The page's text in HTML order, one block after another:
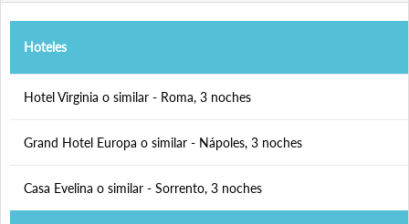
Hoteles
Hotel Virginia o similar - Roma, 3 noches
Grand Hotel Europa o similar - Nápoles, 3 noches
Casa Evelina o similar - Sorrento, 3 noches